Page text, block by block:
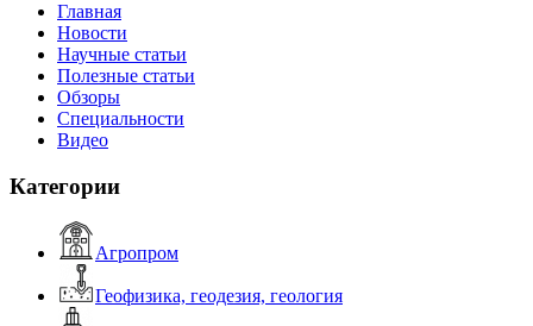
Главная
Новости
Научные статьи
Полезные статьи
Обзоры
Специальности
Видео
Категории
Агропром
Геофизика, геодезия, геология